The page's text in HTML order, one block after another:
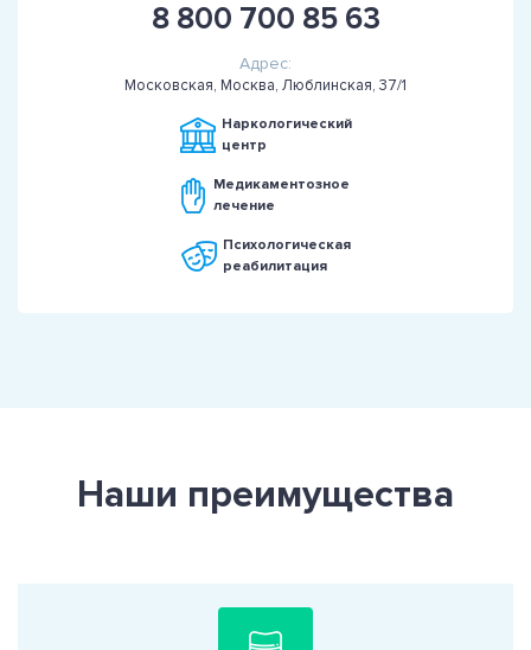
8 800 700 85 63
Адрес:
Московская, Москва, Люблинская, 37/1
Наркологический
центр
Медикаментозное
лечение
Психологическая
реабилитация
Наши преимущества